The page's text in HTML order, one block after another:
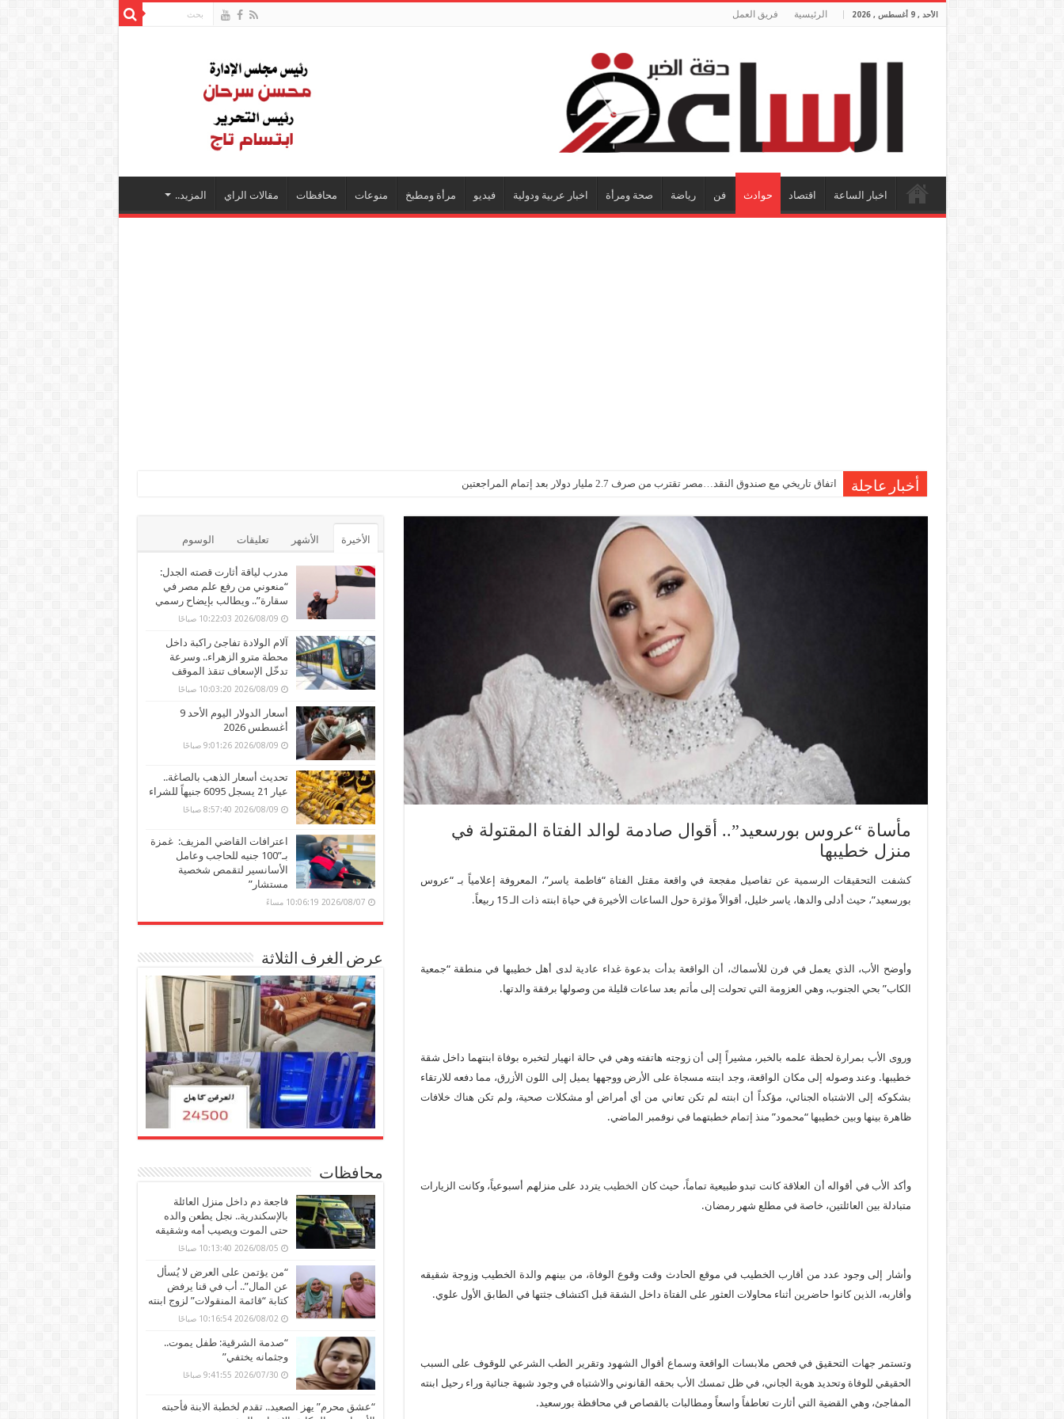
الأحد , 9 أغسطس , 2026 الرئيسية فريق العمل
اخبار الساعة اقتصاد حوادث فن رياضة صحة ومرأة اخبار عربية ودولية فيديو مرأة ومطبخ منوعات محافظات مقالات الراي المزيد..
أخبار عاجلة اتفاق تاريخي مع صندوق النقد…مصر تقترب من صرف 2.7 مليار دولار بعد إتمام المراجعتين
مأساة “عروس بورسعيد”.. أقوال صادمة لوالد الفتاة المقتولة في
منزل خطيبها
كشفت التحقيقات الرسمية عن تفاصيل مفجعة في واقعة مقتل الفتاة “فاطمة ياسر”، المعروفة إعلامياً بـ “عروس
بورسعيد”، حيث أدلى والدها، ياسر خليل، أقوالاً مؤثرة حول الساعات الأخيرة في حياة ابنته ذات الـ 15 ربيعاً.
وأوضح الأب، الذي يعمل في فرن للأسماك، أن الواقعة بدأت بدعوة غداء عادية لدى أهل خطيبها في منطقة “جمعية
الكاب” بحي الجنوب، وهي العزومة التي تحولت إلى مأتم بعد ساعات قليلة من وصولها برفقة والدتها.
وروى الأب بمرارة لحظة علمه بالخبر، مشيراً إلى أن زوجته هاتفته وهي في حالة انهيار لتخبره بوفاة ابنتهما داخل شقة
خطيبها. وعند وصوله إلى مكان الواقعة، وجد ابنته مسجاة على الأرض ووجهها يميل إلى اللون الأزرق، مما دفعه للارتقاء
بشكوكه إلى الاشتباه الجنائي، مؤكداً أن ابنته لم تكن تعاني من أي أمراض أو مشكلات صحية، ولم تكن هناك خلافات
ظاهرة بينها وبين خطيبها “محمود” منذ إتمام خطبتهما في نوفمبر الماضي.
وأكد الأب في أقواله أن العلاقة كانت تبدو طبيعية تماماً، حيث كان الخطيبيتردد على منزلهم أسبوعياً، وكانت الزيارات
متبادلة بين العائلتين، خاصة في مطلع شهر رمضان.
وأشار إلى وجود عدد من أقارب الخطيب في موقع الحادث وقت وقوع الوفاة، من بينهم والدة الخطيب وزوجة شقيقه
وأقاربه، الذين كانوا حاضرين أثناء محاولات العثور على الفتاة داخل الشقة قبل اكتشاف جثتها في الطابق الأول علوي.
وتستمر جهات التحقيق في فحص ملابسات الواقعة وسماع أقوال الشهود وتقرير الطب الشرعي للوقوف على السبب
الحقيقي للوفاة وتحديد هوية الجاني، في ظل تمسك الأب بحقه القانوني والاشتباه في وجود شبهة جنائية وراء رحيل ابنته
المفاجئ، وهي القضية التي أثارت تعاطفاً واسعاً ومطالبات بالقصاص في محافظة بورسعيد.
الأخيرة الأشهر تعليقات الوسوم
مدرب لياقة أثارت قصته الجدل:
“منعوني من رفع علم مصر في
سقارة”.. ويطالب بإيضاح رسمي
2026/08/09 10:22:03 صباحًا
آلام الولادة تفاجئ راكبة داخل
محطة مترو الزهراء.. وسرعة
تدخّل الإسعاف تنقذ الموقف
2026/08/09 10:03:20 صباحًا
أسعار الدولار اليوم الأحد 9
أغسطس 2026
2026/08/09 9:01:26 صباحًا
تحديث أسعار الذهب بالصاغة..
عيار 21 يسجل 6095 جنيهاً للشراء
2026/08/09 8:57:40 صباحًا
اعترافات القاضي المزيف: غمزة
بـ”100 جنيه للحاجب وعامل
الأسانسير لتقمص شخصية
مستشار”
2026/08/07 10:06:19 مساءً
عرض الغرف الثلاثة
محافظات
فاجعة دم داخل منزل العائلة
بالإسكندرية.. نجل يطعن والده
حتى الموت ويصيب أمه وشقيقه
2026/08/05 10:13:40 صباحًا
“من يؤتمن على العرض لا يُسأل
عن المال”.. أب في قنا يرفض
كتابة “قائمة المنقولات” لزوج ابنته
2026/08/02 10:16:54 صباحًا
“صدمة الشرقية: طفل يموت..
وجثمانه يختفي”
2026/07/30 9:41:55 صباحًا
“عشق محرم” يهز الصعيد.. تقدم لخطبة الابنة فأحبته